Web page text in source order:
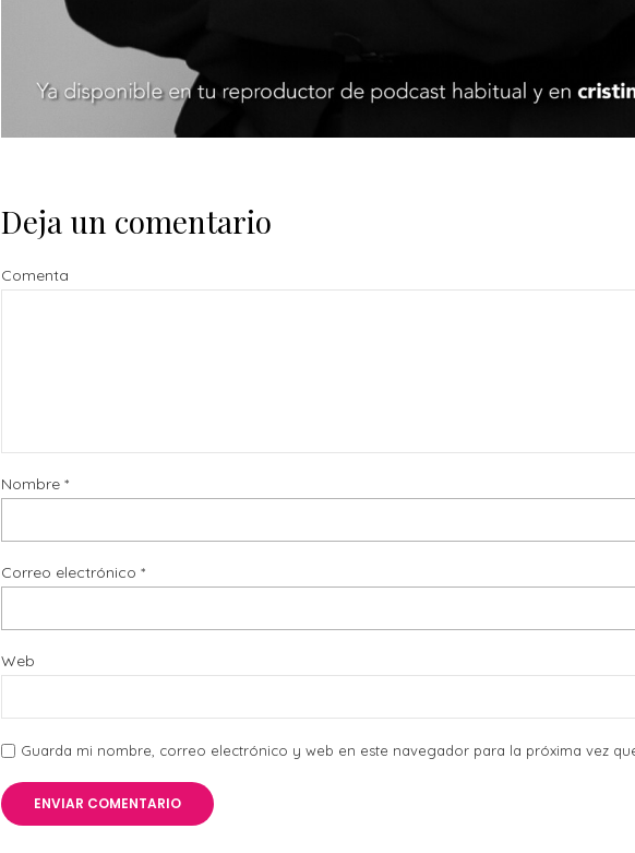
Deja un comentario
Comenta
Nombre *
Correo electrónico *
Web
Guarda mi nombre, correo electrónico y web en este navegador para la próxima vez